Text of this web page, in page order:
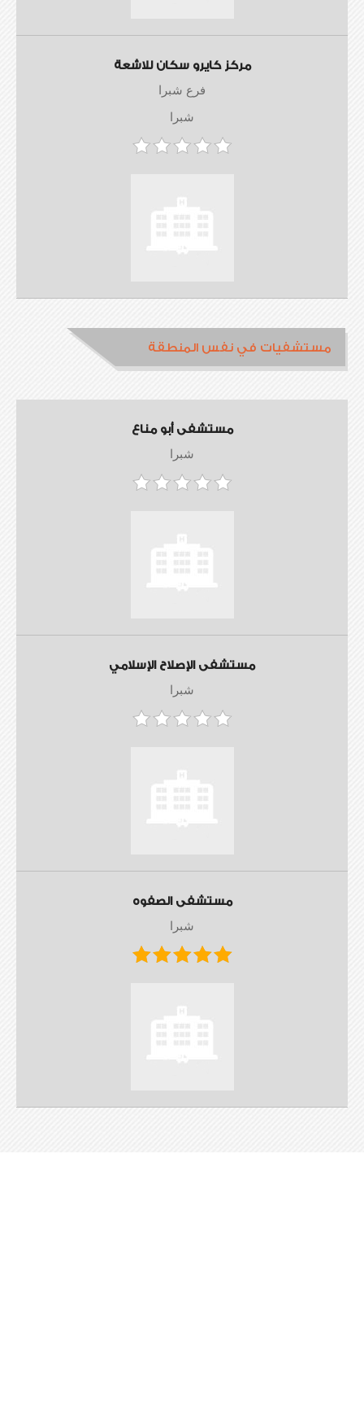
مركز كايرو سكان للاشعة
فرع شبرا
شبرا
مستشفيات في نفس المنطقة
مستشفى أبو مناع
شبرا
مستشفى الإصلاح الإسلامي
شبرا
مستشفى الصفوه
شبرا